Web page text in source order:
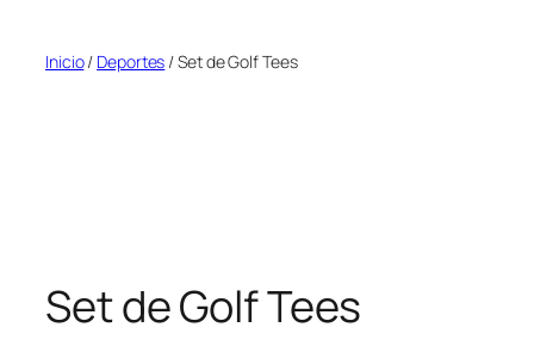
Inicio/ Deportes / Set de Golf Tees
Set de Golf Tees